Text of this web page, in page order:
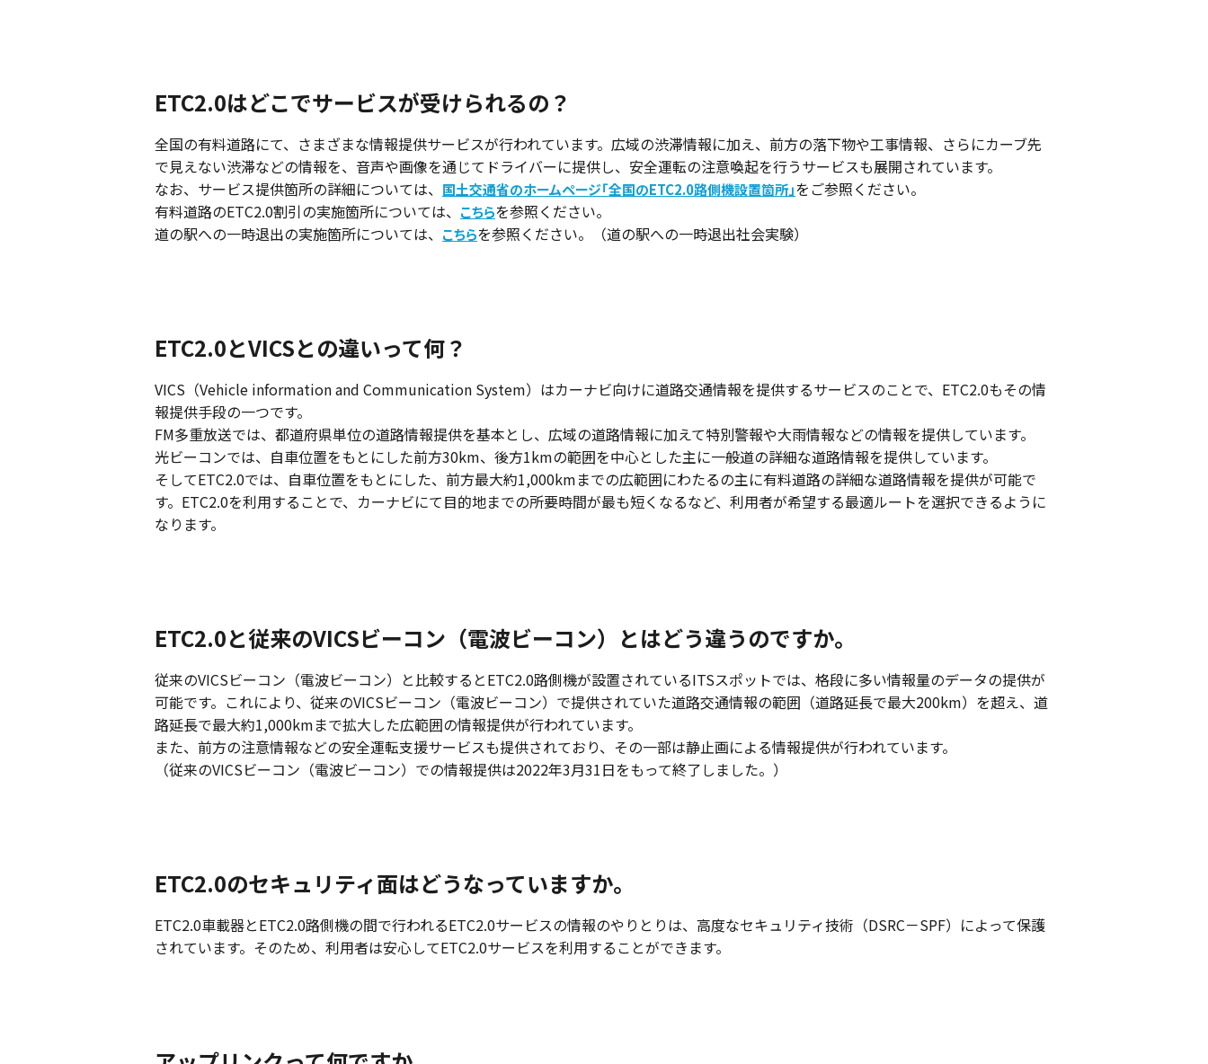
ETC2.0はどこでサービスが受けられるの？
全国の有料道路にて、さまざまな情報提供サービスが行われています。広域の渋滞情報に加え、前方の落下物や工事情報、さらにカーブ先
で見えない渋滞などの情報を、音声や画像を通じてドライバーに提供し、安全運転の注意喚起を行うサービスも展開されています。
なお、サービス提供箇所の詳細については、 国土交通省のホームページ「全国のETC2.0路側機設置箇所」をご参照ください。
有料道路のETC2.0割引の実施箇所については、 こちらを参照ください。
道の駅への一時退出の実施箇所については、 こちらを参照ください。（道の駅への一時退出社会実験）
ETC2.0とVICSとの違いって何？
VICS（Vehicle information and Communication System）はカーナビ向けに道路交通情報を提供するサービスのことで、ETC2.0もその情
報提供手段の一つです。
FM多重放送では、都道府県単位の道路情報提供を基本とし、広域の道路情報に加えて特別警報や大雨情報などの情報を提供しています。
光ビーコンでは、自車位置をもとにした前方30km、後方1kmの範囲を中心とした主に一般道の詳細な道路情報を提供しています。
そしてETC2.0では、自車位置をもとにした、前方最大約1,000kmまでの広範囲にわたるの主に有料道路の詳細な道路情報を提供が可能で
す。ETC2.0を利用することで、カーナビにて目的地までの所要時間が最も短くなるなど、利用者が希望する最適ルートを選択できるように
なります。
ETC2.0と従来のVICSビーコン（電波ビーコン）とはどう違うのですか。
従来のVICSビーコン（電波ビーコン）と比較するとETC2.0路側機が設置されているITSスポットでは、格段に多い情報量のデータの提供が
可能です。これにより、従来のVICSビーコン（電波ビーコン）で提供されていた道路交通情報の範囲（道路延長で最大200km）を超え、道
路延長で最大約1,000kmまで拡大した広範囲の情報提供が行われています。
また、前方の注意情報などの安全運転支援サービスも提供されており、その一部は静止画による情報提供が行われています。
（従来のVICSビーコン（電波ビーコン）での情報提供は2022年3月31日をもって終了しました。）
ETC2.0のセキュリティ面はどうなっていますか。
ETC2.0車載器とETC2.0路側機の間で行われるETC2.0サービスの情報のやりとりは、高度なセキュリティ技術（DSRC－SPF）によって保護
されています。そのため、利用者は安心してETC2.0サービスを利用することができます。